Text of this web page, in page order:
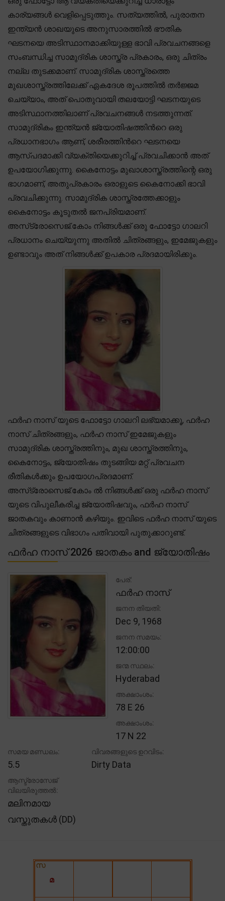
കാര്യങ്ങൾ വെളിപ്പെടുത്തും. സത്യത്തിൽ, പുരാതന
ഇന്ത്യൻ ശാഖയുടെ അനുസാരത്തിൽ ഭൗതിക
ഘടനയെ അടിസ്ഥാനമാക്കിയുള്ള ഭാവി പ്രവചനങ്ങളെ
സംബന്ധിച്ച സാമുദ്രിക ശാസ്ത്ര പ്രകാരം, ഒരു ചിത്രം
നല്ല തുടക്കമാണ്. സാമുദ്രിക ശാസ്ത്രത്തെ
മുഖശാസ്ത്രത്തിലേക്ക് ഏകദേശ രൂപത്തിൽ തർജ്ജമ
ചെയ്യാം, അത് പൊതുവായി തലയോട്ടി ഘടനയുടെ
അടിസ്ഥാനത്തിലാണ് പ്രവചനങ്ങൾ നടത്തുന്നത്.
സാമുദ്രികം ഇന്ത്യൻ ജ്യോതിഷത്തിൻറെ ഒരു
പ്രധാനഭാഗം ആണ്, ശരീരത്തിൻറെ ഘടനയെ
ആസ്പദമാക്കി വ്യക്തിയെക്കുറിച്ച് പ്രവചിക്കാൻ അത്
ഉപയോഗിക്കുന്നു. കൈനോട്ടം മുഖാശാസ്ത്രത്തിന്റെ ഒരു
ഭാഗമാണ്, അതുപ്രകാരം ഒരാളുടെ കൈനോക്കി ഭാവി
പ്രവചിക്കുന്നു. സാമുദ്രിക ശാസ്ത്രത്തേക്കാളും
കൈനോട്ടം കൂടുതൽ ജനപ്രിയമാണ്.
അസ്‌ട്രോസെജ്.കോം നിങ്ങൾക്ക് ഒരു ഫോട്ടോ ഗാലറി
പ്രധാനം ചെയ്യുന്നു അതിൽ ചിത്രങ്ങളും, ഇമേജുകളും
ഉണ്ടാവും അത് നിങ്ങൾക്ക് ഉപകാര പ്രദമായിരിക്കും.
ഫർഹ നാസ് യുടെ ഫോട്ടോ ഗാലറി ലഭ്യമാക്കൂ, ഫർഹ
നാസ് ചിത്രങ്ങളും, ഫർഹ നാസ് ഇമേജുകളും
സാമുദ്രിക ശാസ്ത്രത്തിനും, മുഖ ശാസ്ത്രത്തിനും,
കൈനോട്ടം, ജ്യോതിഷം തുടങ്ങിയ മറ്റ് പ്രവചന
രീതികൾക്കും ഉപയോഗപ്രദമാണ്.
അസ്‌ട്രോസെജ്.കോം ൽ നിങ്ങൾക്ക് ഒരു ഫർഹ നാസ്
യുടെ വിപുലീകരിച്ച ജ്യോതിഷവും, ഫർഹ നാസ്
ജാതകവും കാണാൻ കഴിയും. ഇവിടെ ഫർഹ നാസ് യുടെ
ചിത്രങ്ങളുടെ വിഭാഗം പതിവായി പുതുക്കാറുണ്ട്.
ഫർഹ നാസ് 2026 ജാതകം and ജ്യോതിഷം
പേര്:
ഫർഹ നാസ്
ജനന തിയതി:
Dec 9, 1968
ജനന സമയം:
12:00:00
ജന്മ സ്ഥലം:
Hyderabad
അക്ഷാംശം:
78 E 26
അക്ഷാംശം:
17 N 22
സമയ മണ്ഡലം:
5.5
വിവരങ്ങളുടെ ഉറവിടം:
Dirty Data
ആസ്ട്രോസേജ്
വിലയിരുത്തൽ:
മലിനമായ
വസ്തുതകൾ (DD)